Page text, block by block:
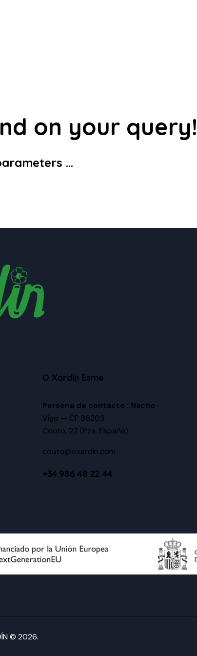
on your query!
...
O Xardín Esme
Persona de contacto : Nacho
Vigo — CP 36203
Couto, 27 (Pza. España)
couto@oxardin.com
+34 986 48 22 44
© 2026.